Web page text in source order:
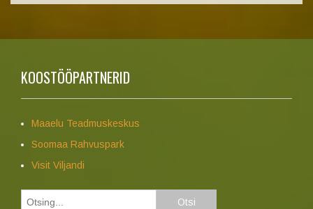
KOOSTÖÖPARTNERID
Maaelu Teadmuskeskus
Soomaa Rahvuspark
Visit Viljandi